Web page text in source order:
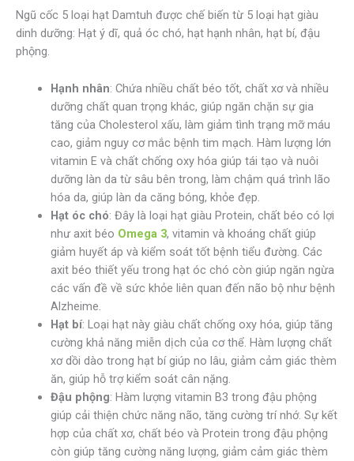
Ngũ cốc 5 loại hạt Damtuh được chế biến từ 5 loại hạt giàu
dinh dưỡng: Hạt ý dĩ, quả óc chó, hạt hạnh nhân, hạt bí, đậu
phộng.
Hạnh nhân: Chứa nhiều chất béo tốt, chất xơ và nhiều
dưỡng chất quan trọng khác, giúp ngăn chặn sự gia
tăng của Cholesterol xấu, làm giảm tình trạng mỡ máu
cao, giảm nguy cơ mắc bệnh tim mạch. Hàm lượng lớn
vitamin E và chất chống oxy hóa giúp tái tạo và nuôi
dưỡng làn da từ sâu bên trong, làm chậm quá trình lão
hóa da, giúp làn da căng bóng, khỏe đẹp.
Hạt óc chó: Đây là loại hạt giàu Protein, chất béo có lợi
như axit béo Omega 3, vitamin và khoáng chất giúp
giảm huyết áp và kiểm soát tốt bệnh tiểu đường. Các
axit béo thiết yếu trong hạt óc chó còn giúp ngăn ngừa
các vấn đề về sức khỏe liên quan đến não bộ như bệnh
Alzheime.
Hạt bí: Loại hạt này giàu chất chống oxy hóa, giúp tăng
cường khả năng miễn dịch của cơ thể. Hàm lượng chất
xơ dồi dào trong hạt bí giúp no lâu, giảm cảm giác thèm
ăn, giúp hỗ trợ kiểm soát cân nặng.
Đậu phộng: Hàm lượng vitamin B3 trong đậu phộng
giúp cải thiện chức năng não, tăng cường trí nhớ. Sự kết
hợp của chất xơ, chất béo và Protein trong đậu phộng
còn giúp tăng cường năng lượng, giảm cảm giác thèm